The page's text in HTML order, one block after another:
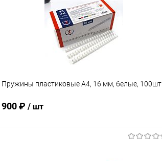
Пружины пластиковые А4, 16 мм, белые, 100шт.
900 ₽ / шт